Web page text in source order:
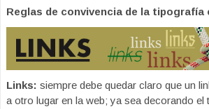
Reglas de convivencia de la tipografía
Links: siempre debe quedar claro que un
a otro lugar en la web; ya sea decorando el